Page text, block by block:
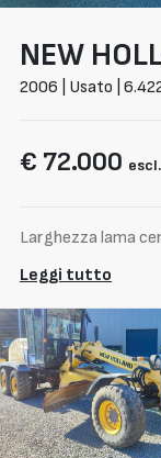
NEW
2006 | Usato |
€ 72.000
Larghezza lama
Leggi tutto